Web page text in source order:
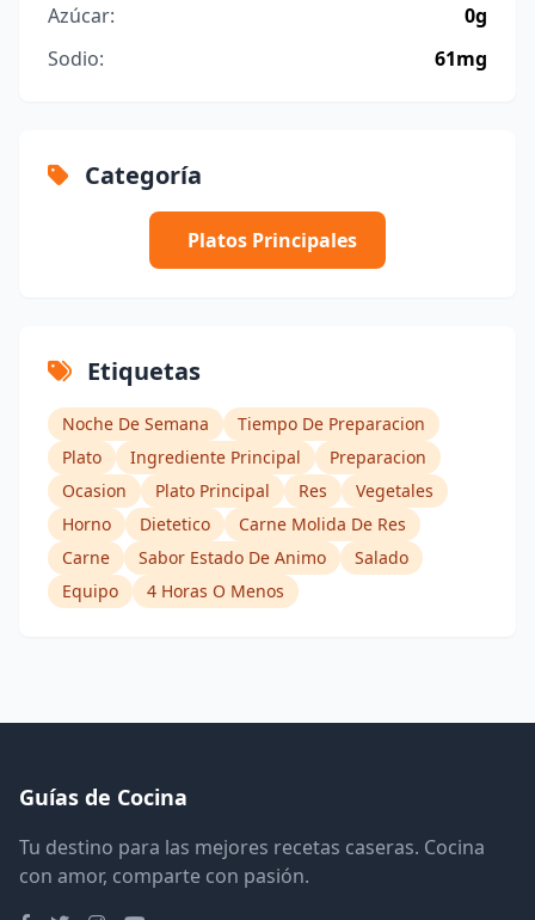
Azúcar:
0g
Sodio:
61mg
Categoría
Platos Principales
Etiquetas
Noche De Semana
Tiempo De Preparacion
Plato
Ingrediente Principal
Preparacion
Ocasion
Plato Principal Res
Vegetales
Horno
Dietetico
Carne Molida De Res
Carne
Sabor Estado De Animo
Salado
Equipo
4 Horas O Menos
Guías de Cocina
Tu destino para las mejores recetas caseras. Cocina
con amor, comparte con pasión.